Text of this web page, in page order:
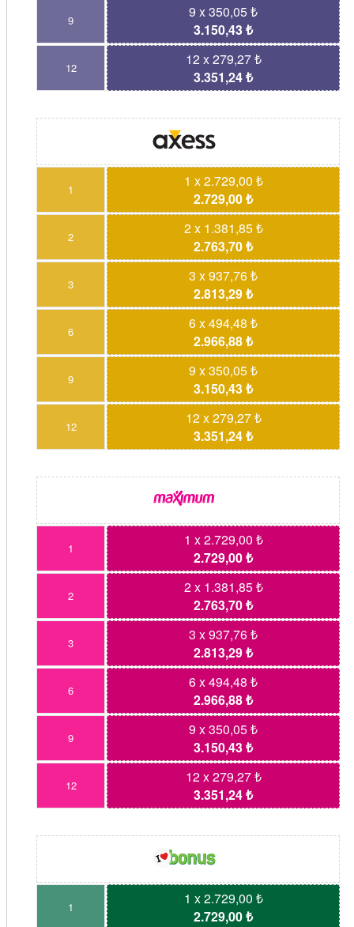
9
9 x 350,05 ₺
3.150,43 ₺
12
12 x 279,27 ₺
3.351,24 ₺
1
1 x 2.729,00 ₺
2.729,00 ₺
2
2 x 1.381,85 ₺
2.763,70 ₺
3
3 x 937,76 ₺
2.813,29 ₺
6
6 x 494,48 ₺
2.966,88 ₺
9
9 x 350,05 ₺
3.150,43 ₺
12
12 x 279,27 ₺
3.351,24 ₺
1
1 x 2.729,00 ₺
2.729,00 ₺
2
2 x 1.381,85 ₺
2.763,70 ₺
3
3 x 937,76 ₺
2.813,29 ₺
6
6 x 494,48 ₺
2.966,88 ₺
9
9 x 350,05 ₺
3.150,43 ₺
12
12 x 279,27 ₺
3.351,24 ₺
1
1 x 2.729,00 ₺
2.729,00 ₺